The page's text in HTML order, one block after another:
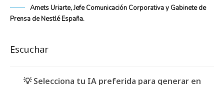
Amets Uriarte, Jefe Comunicación Corporativa y Gabinete de
Prensa de Nestlé España.
Escuchar
💡 Selecciona tu IA preferida para generar en